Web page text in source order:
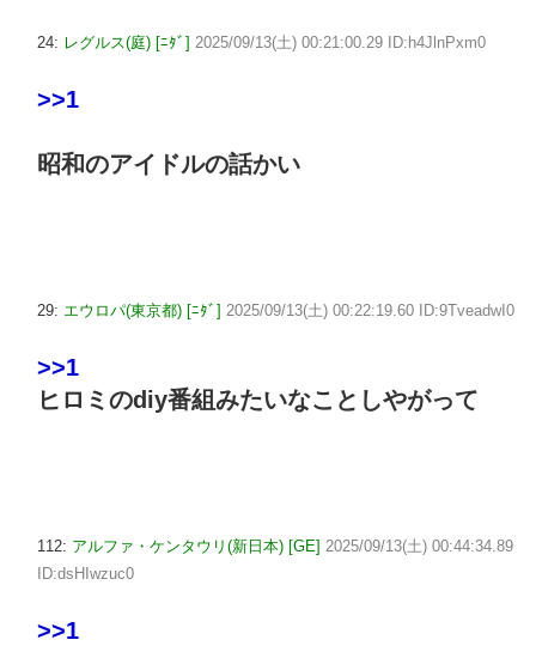
24: レグルス(庭) [ﾆﾀﾞ] 2025/09/13(土) 00:21:00.29 ID:h4JlnPxm0
>>1
昭和のアイドルの話かい
29: エウロパ(東京都) [ﾆﾀﾞ] 2025/09/13(土) 00:22:19.60 ID:9TveadwI0
>>1
ヒロミのdiy番組みたいなことしやがって
112: アルファ・ケンタウリ(新日本) [GE] 2025/09/13(土) 00:44:34.89
ID:dsHIwzuc0
>>1